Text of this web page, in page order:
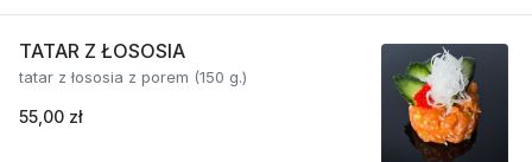
TATAR Z ŁOSOSIA
tatar z łososia z porem (150 g.)
55,00 zł